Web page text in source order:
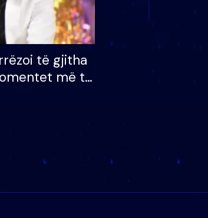
të gjitha
më të